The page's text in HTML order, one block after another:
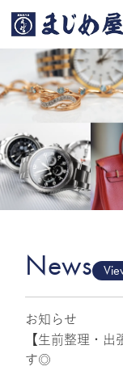
News
お知らせ
【生前整理・
す◎